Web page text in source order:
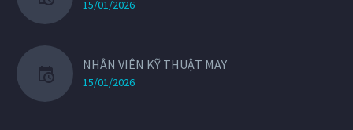
15/01/2026
NHÂN VIÊN KỸ THUẬT MAY
15/01/2026